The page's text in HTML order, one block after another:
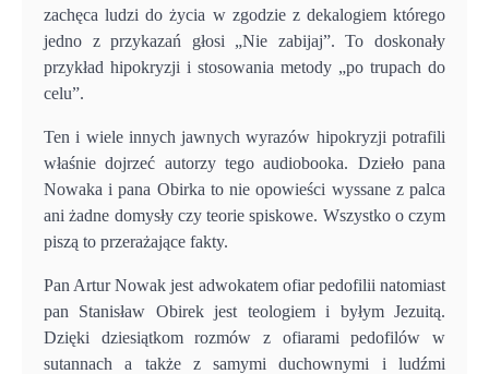
zachęca ludzi do życia w zgodzie z dekalogiem którego
jedno z przykazań głosi „Nie zabijaj”. To doskonały
przykład hipokryzji i stosowania metody „po trupach do
celu”.
Ten i wiele innych jawnych wyrazów hipokryzji potrafili
właśnie dojrzeć autorzy tego audiobooka. Dzieło pana
Nowaka i pana Obirka to nie opowieści wyssane z palca
ani żadne domysły czy teorie spiskowe. Wszystko o czym
piszą to przerażające fakty.
Pan Artur Nowak jest adwokatem ofiar pedofilii natomiast
pan Stanisław Obirek jest teologiem i byłym Jezuitą.
Dzięki dziesiątkom rozmów z ofiarami pedofilów w
sutannach a także z samymi duchownymi i ludźmi